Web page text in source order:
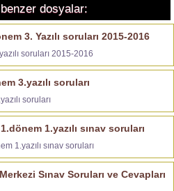
benzer dosyalar:
3. Yazılı soruları 2015-2016
soruları 2015-2016
3.yazılı soruları
soruları
1.yazılı sınav soruları
1.yazılı sınav soruları
Sınav Soruları ve Cevapları